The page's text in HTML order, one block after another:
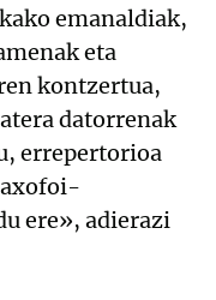
emanaldiak,
eta
kontzertua,
datorrenak
errepertorioa
ere», adierazi